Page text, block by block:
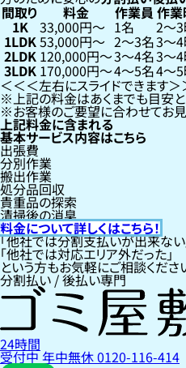
間取り 料金 作業員 作
1K 33,000円〜 1名 2〜
1LDK53,000円〜 2〜3名3〜
2LDK 120,000円〜3〜4名3〜
3LDK 170,000円〜4〜5名4〜
左右にスライドできます
上記の料金はあくまでも目安と
お客様のご要望に合わせてお見
上記料金に含まれる
基本サービス内容はこちら
出張費
分別作業
搬出作業
処分品回収
貴重品の探索
清掃後の消臭
料金について詳しくはこちら！
「他社では分割支払いが出来ない
「他社では対応エリア外だった」
という方もお気軽にご相談くださ
分割払い / 後払い専門
24時間
受付中年中無休0120-116-414